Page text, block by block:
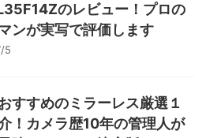
のレビュー！プロの
ンが実写で評価します
5
すすめのミラーレス厳選１
！カメラ歴10年の管理人が